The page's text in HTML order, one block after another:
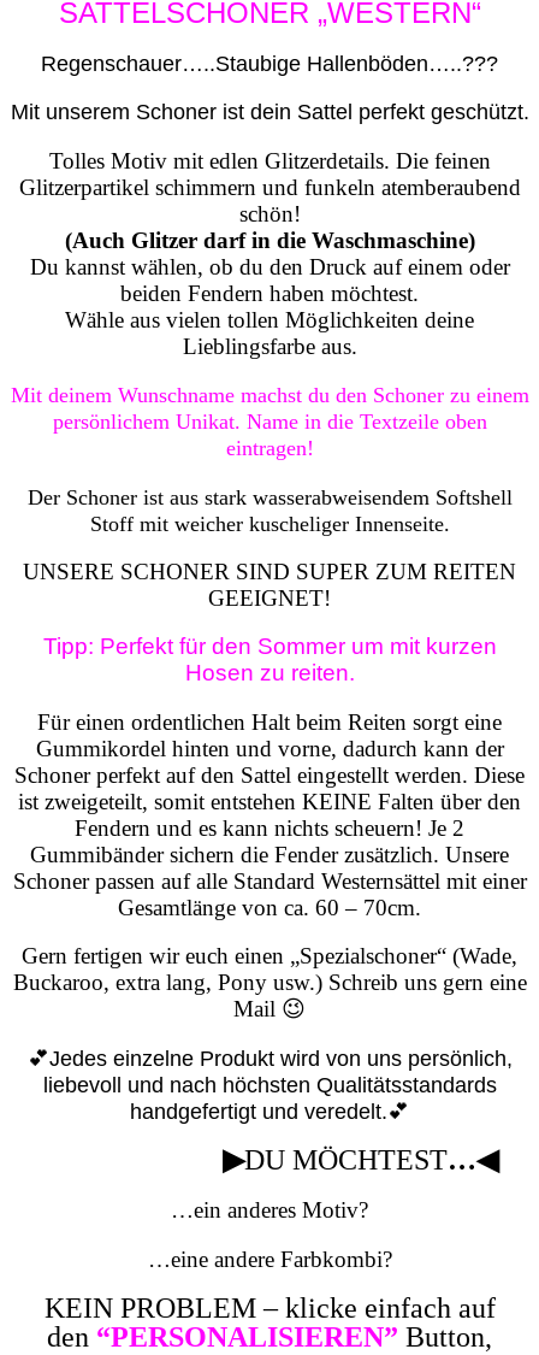
SATTELSCHONER „WESTERN“
Regenschauer…..Staubige Hallenböden…..???
Mit unserem Schoner ist dein Sattel perfekt geschützt.
Tolles Motiv mit edlen Glitzerdetails. Die feinen
Glitzerpartikel schimmern und funkeln atemberaubend
schön!
(Auch Glitzer darf in die Waschmaschine)
Du kannst wählen, ob du den Druck auf einem oder
beiden Fendern haben möchtest.
Wähle aus vielen tollen Möglichkeiten deine
Lieblingsfarbe aus.
Mit deinem Wunschname machst du den Schoner zu einem
persönlichem Unikat. Name in die Textzeile oben
eintragen!
Der Schoner ist aus stark wasserabweisendem Softshell
Stoff mit weicher kuscheliger Innenseite.
UNSERE SCHONER SIND SUPER ZUM REITEN
GEEIGNET!
Tipp: Perfekt für den Sommer um mit kurzen
Hosen zu reiten.
Für einen ordentlichen Halt beim Reiten sorgt eine
Gummikordel hinten und vorne, dadurch kann der
Schoner perfekt auf den Sattel eingestellt werden. Diese
ist zweigeteilt, somit entstehen KEINE Falten über den
Fendern und es kann nichts scheuern! Je 2
Gummibänder sichern die Fender zusätzlich. Unsere
Schoner passen auf alle Standard Westernsättel mit einer
Gesamtlänge von ca. 60 – 70cm.
Gern fertigen wir euch einen „Spezialschoner“ (Wade,
Buckaroo, extra lang, Pony usw.) Schreib uns gern eine
Mail 😉
💕Jedes einzelne Produkt wird von uns persönlich,
liebevoll und nach höchsten Qualitätsstandards
handgefertigt und veredelt.💕
▶DU MÖCHTEST…◀
…ein anderes Motiv?
…eine andere Farbkombi?
KEIN PROBLEM – klicke einfach auf
den “PERSONALISIEREN” Button,